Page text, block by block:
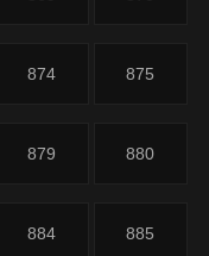
874 875
879 880
884 885